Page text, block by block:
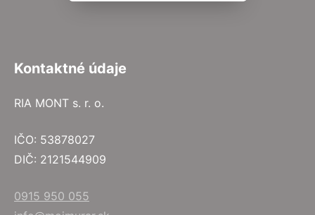
Kontaktné údaje
RIA MONT s. r. o.
IČO: 53878027
DIČ: 2121544909
0915 950 055